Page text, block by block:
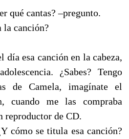
qué cantas? –pregunto.
la canción?
día esa canción en la cabeza,
¿Sabes? Tengo
de Camela, imagínate el
cuando me las compraba
reproductor de CD.
cómo se titula esa canción?